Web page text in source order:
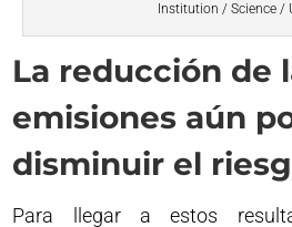
Institution / Science /
La reducción de
emisiones aún
disminuir el
Para llegar a estos